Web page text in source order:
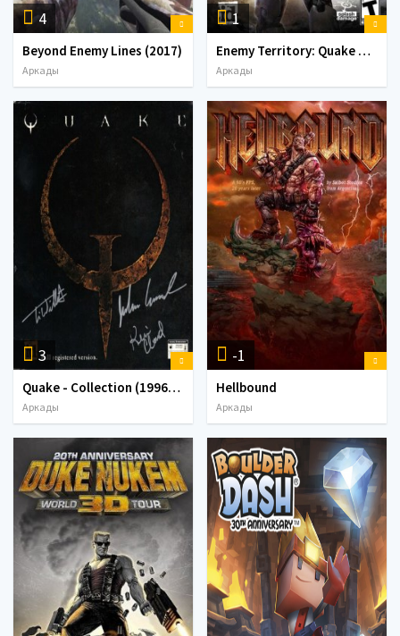
4
Beyond Enemy Lines (2017)
Аркады
1
Enemy Territory: Quake Wars (2007)
Аркады
3
Quake - Collection (1996-1997) PC | Rip by X-NET
Аркады
-1
Hellbound
Аркады